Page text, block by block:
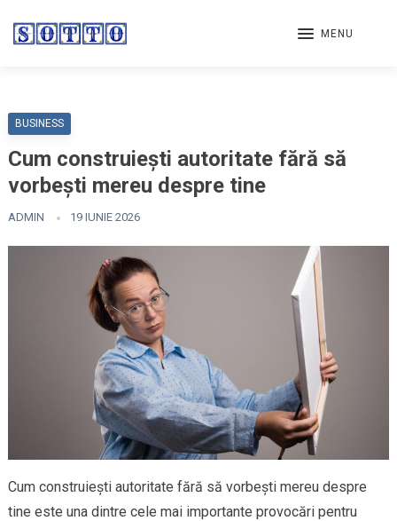
MENU
BUSINESS
Cum construiești autoritate fără să
vorbești mereu despre tine
ADMIN 19 IUNIE 2026
Cum construiești autoritate fără să vorbești mereu despre
tine este una dintre cele mai importante provocări pentru